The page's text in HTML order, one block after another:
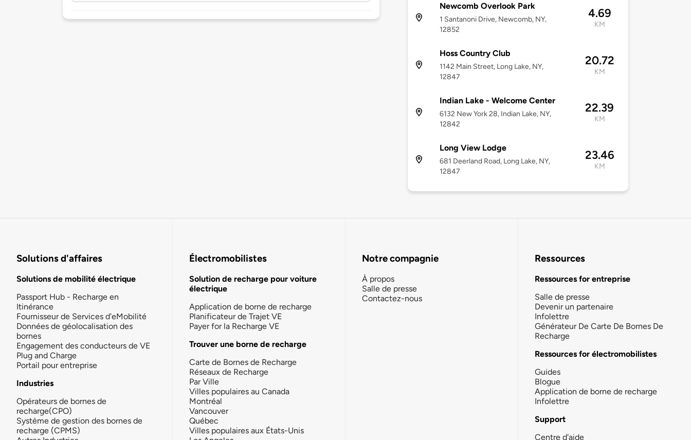
Newcomb Overlook Park
1 Santanoni Drive, Newcomb, NY,
12852
4.69
KM
Hoss Country Club
1142 Main Street, Long Lake, NY,
12847
20.72
KM
Indian Lake - Welcome Center
6132 New York 28, Indian Lake, NY,
12842
22.39
KM
Long View Lodge
681 Deerland Road, Long Lake, NY,
12847
23.46
KM
Solutions d'affaires
Solutions de mobilité électrique
Passport Hub - Recharge en
Itinérance
Fournisseur de Services d'eMobilité
Données de géolocalisation des
bornes
Engagement des conducteurs de VE
Plug and Charge
Portail pour entreprise
Industries
Opérateurs de bornes de
recharge(CPO)
Système de gestion des bornes de
recharge (CPMS)
Électromobilistes
Solution de recharge pour voiture
électrique
Application de borne de recharge
Planificateur de Trajet VE
Payer for la Recharge VE
Trouver une borne de recharge
Carte de Bornes de Recharge
Réseaux de Recharge
Par Ville
Villes populaires au Canada
Montréal
Vancouver
Québec
Villes populaires aux États-Unis
Notre compagnie
À propos
Salle de presse
Contactez-nous
Ressources
Ressources for entreprise
Salle de presse
Devenir un partenaire
Infolettre
Générateur De Carte De Bornes De
Recharge
Ressources for électromobilistes
Guides
Blogue
Application de borne de recharge
Infolettre
Support
Centre d'aide